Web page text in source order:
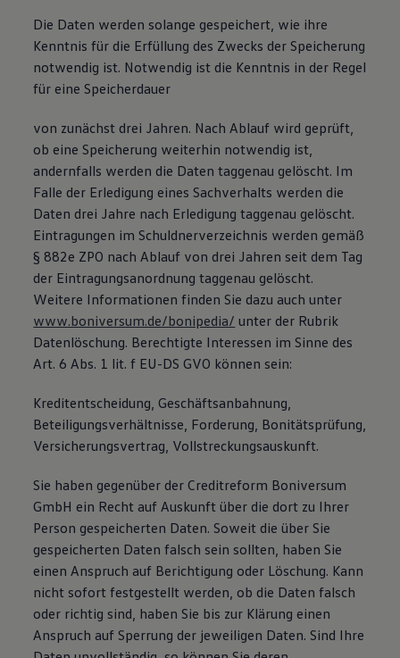
Die Daten werden solange gespeichert, wie ihre
Kenntnis für die Erfüllung des Zwecks der Speicherung
notwendig ist. Notwendig ist die Kenntnis in der Regel
für eine Speicherdauer
von zunächst drei Jahren. Nach Ablauf wird geprüft,
ob eine Speicherung weiterhin notwendig ist,
andernfalls werden die Daten taggenau gelöscht. Im
Falle der Erledigung eines Sachverhalts werden die
Daten drei Jahre nach Erledigung taggenau gelöscht.
Eintragungen im Schuldnerverzeichnis werden gemäß
§ 882e ZPO nach Ablauf von drei Jahren seit dem Tag
der Eintragungsanordnung taggenau gelöscht.
Weitere Informationen finden Sie dazu auch unter
www.boniversum.de/bonipedia/ unter der Rubrik
Datenlöschung. Berechtigte Interessen im Sinne des
Art. 6 Abs. 1 lit. f EU-DS GVO können sein:
Kreditentscheidung, Geschäftsanbahnung,
Beteiligungsverhältnisse, Forderung, Bonitätsprüfung,
Versicherungsvertrag, Vollstreckungsauskunft.
Sie haben gegenüber der Creditreform Boniversum
GmbH ein Recht auf Auskunft über die dort zu Ihrer
Person gespeicherten Daten. Soweit die über Sie
gespeicherten Daten falsch sein sollten, haben Sie
einen Anspruch auf Berichtigung oder Löschung. Kann
nicht sofort festgestellt werden, ob die Daten falsch
oder richtig sind, haben Sie bis zur Klärung einen
Anspruch auf Sperrung der jeweiligen Daten. Sind Ihre